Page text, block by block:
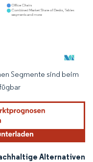
erfordert Namensnennung
Segmente sind beim
Alternativen